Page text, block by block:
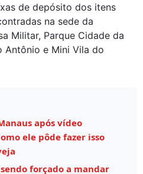
de depósito dos itens
na sede da
Militar, Parque Cidade da
Antônio e Mini Vila do
após vídeo
ele pôde fazer isso
forçado a mandar